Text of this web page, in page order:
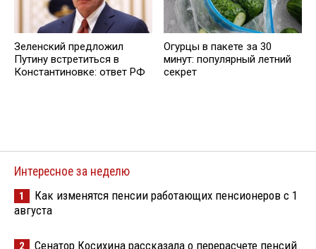
Зеленский предложил
Путину встретиться в
Константиновке: ответ РФ
Огурцы в пакете за 30
минут: популярный летний
секрет
Интересное за неделю
1
Как изменятся пенсии работающих пенсионеров с 1
августа
2
Сенатор Косихина рассказала о перерасчете пенсий